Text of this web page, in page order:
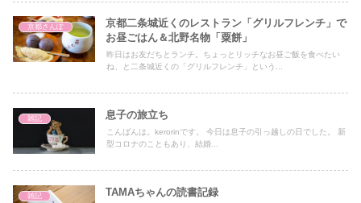
京都さんぽ
京都二条城近くのレストラン「グリルフレンチ」で
お昼ごはん＆北野名物「粟餅」
昨日はお友だちとランチ。ちょっとリッチなお昼ご飯を食べたい
ね、と二条城近くの「グリルフレンチ」という...
雑記 息子の旅立ち
こんばんは。kerorinです。 今日は息子の引っ越しの日でした。 新
型コロナのこともあり、結婚...
雑記 TAMAちゃんの読書記録